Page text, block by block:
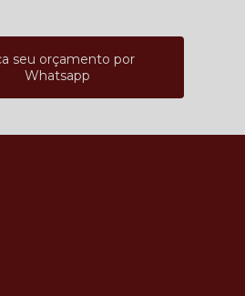
seu orçamento por
Whatsapp